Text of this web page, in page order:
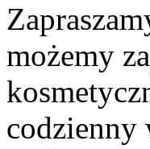
możemy
codzienny